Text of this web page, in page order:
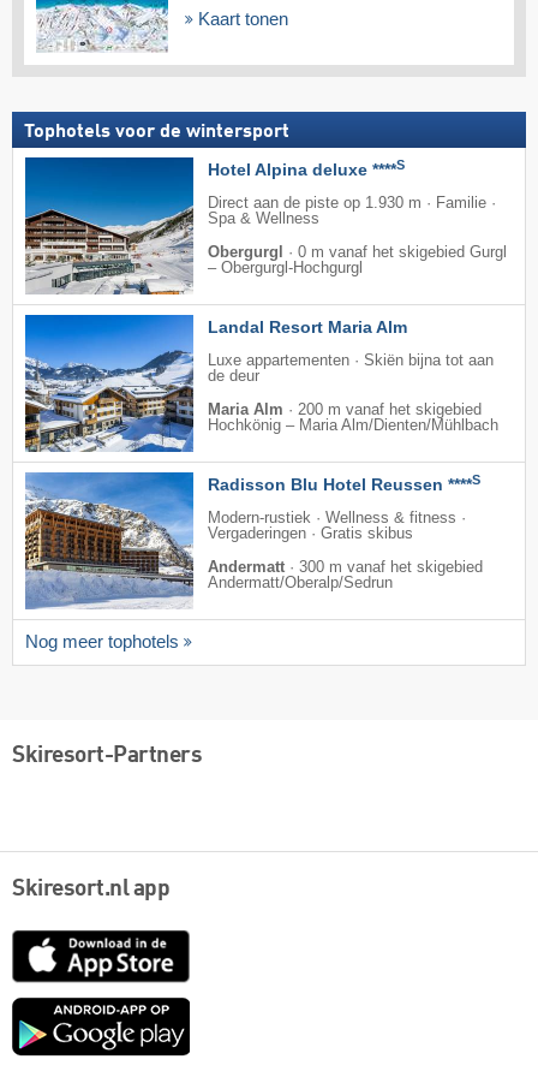
Kaart tonen
Tophotels voor de wintersport
Hotel Alpina deluxe ****S
Direct aan de piste op 1.930 m · Familie ·
Spa & Wellness
Obergurgl
· 0 m vanaf het skigebied Gurgl
– Obergurgl-Hochgurgl
Landal Resort Maria Alm
Luxe appartementen · Skiën bijna tot aan
de deur
Maria Alm · 200 m vanaf het skigebied
Hochkönig – Maria Alm/​Dienten/​Mühlbach
Radisson Blu Hotel Reussen ****S
Modern-rustiek · Wellness & fitness ·
Vergaderingen · Gratis skibus
Andermatt · 300 m vanaf het skigebied
Andermatt/​Oberalp/​Sedrun
Nog meer tophotels
Skiresort-Partners
Skiresort.nl app
App
Google